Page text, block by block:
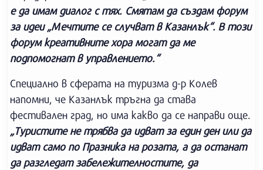
е да имам диалог с тях. Смятам да създам форум
за идеи „Мечтите се случват в Казанлък“. В този
форум креативните хора могат да ме
подпомогнат в управлението.“
Специално в сферата на туризма д-р Колев
напомни, че Казанлък тръгна да става
фестивален град, но има какво да се направи още.
„Туристите не трябва да идват за един ден или да
идват само по Празника на розата, а да останат
да разгледат забележителностите, да